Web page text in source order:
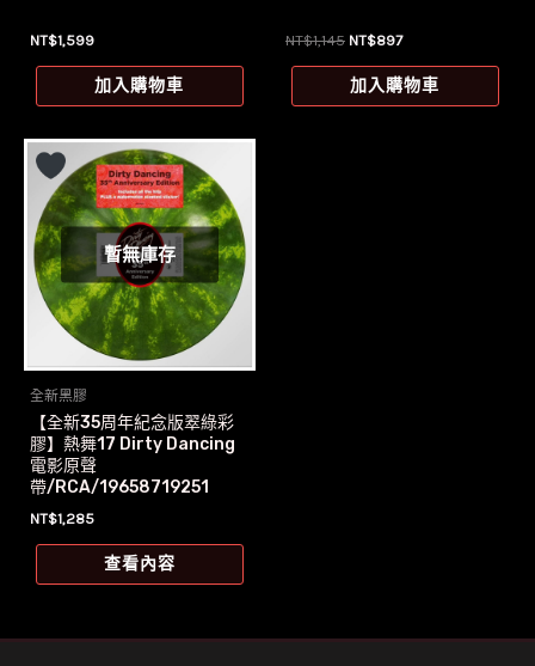
NT$1,599
加入購物車
NT$1,145 原
價
格：
NT$897目
價
格：
加入購物車
暫無庫存
全新黑膠
【全新35周年紀念版翠綠彩
膠】熱舞17 Dirty Dancing
電影原聲
帶/RCA/19658719251
NT$1,285
查看內容